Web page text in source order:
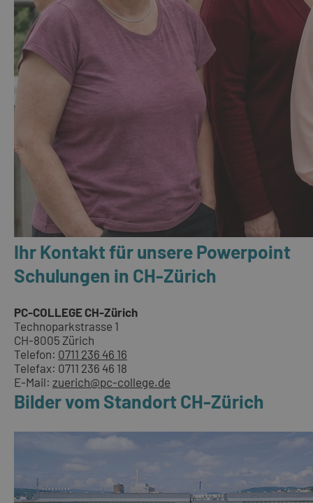
Ihr Kontakt für unsere Powerpoint
Schulungen in CH-Zürich
PC-COLLEGE CH-Zürich
Technoparkstrasse 1
CH-8005 Zürich
Telefon: 0711 236 46 16
Telefax: 0711 236 46 18
E-Mail: zuerich@pc-college.de
Bilder vom Standort CH-Zürich